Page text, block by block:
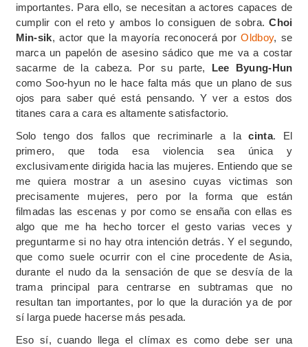
importantes. Para ello, se necesitan a actores capaces de
cumplir con el reto y ambos lo consiguen de sobra.Choi
Min-sik, actor que la mayoría reconocerá porOldboy, se
marca un papelón de asesino sádico que me va a costar
sacarme de la cabeza. Por su parte, Lee Byung-Hun
como Soo-hyun no le hace falta más que un plano de sus
ojos para saber qué está pensando. Y ver a estos dos
titanes cara a cara es altamente satisfactorio.
Solo tengo dos fallos que recriminarle a lacinta. El
primero, que toda esa violencia sea única y
exclusivamente dirigida hacia las mujeres. Entiendo que se
me quiera mostrar a un asesino cuyas victimas son
precisamente mujeres, pero por la forma que están
filmadas las escenas y por como se ensaña con ellas es
algo que me ha hecho torcer el gesto varias veces y
preguntarme si no hay otra intención detrás. Y el segundo,
que como suele ocurrir con el cine procedente de Asia,
durante el nudo da la sensación de que se desvía de la
trama principal para centrarse en subtramas que no
resultan tan importantes, por lo que la duración ya de por
sí larga puede hacerse más pesada.
Eso sí, cuando llega el clímax es como debe ser una